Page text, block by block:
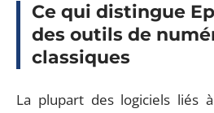
Ce qui distingue
des outils de
classiques
La plupart des logiciels liés